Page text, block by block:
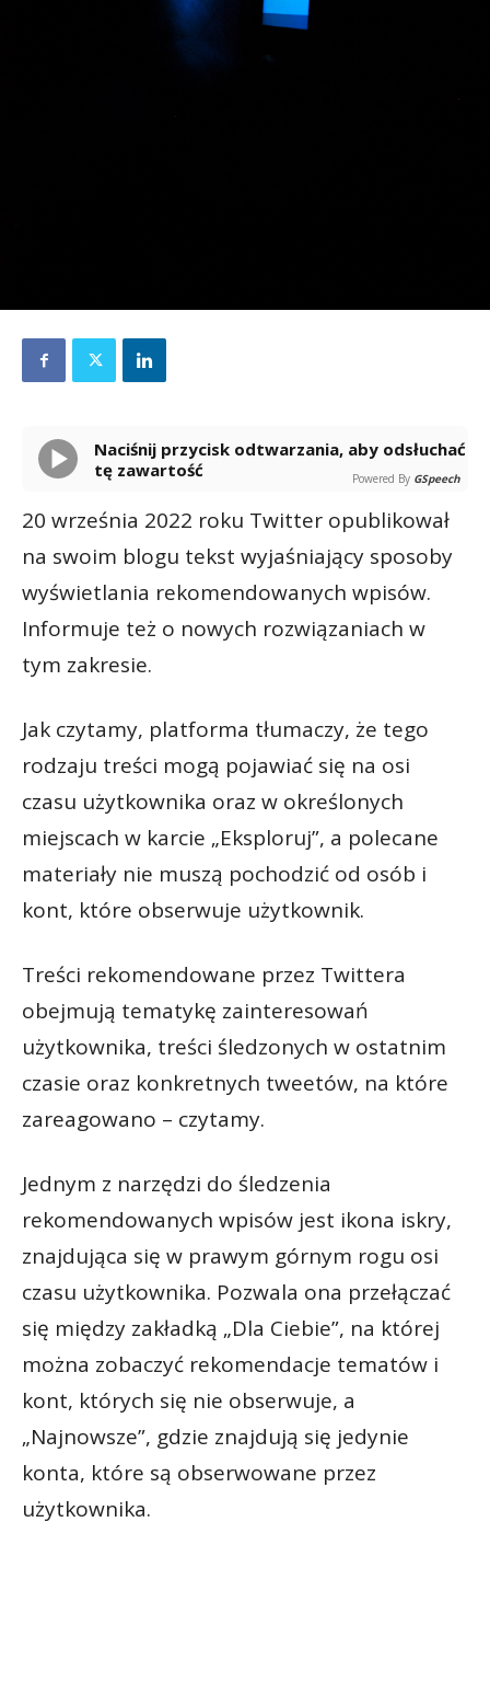
Naciśnij przycisk odtwarzania, aby odsłuchać
tę zawartość
Powered By GSpeech
20 września 2022 roku Twitter opublikował
na swoim blogu tekst wyjaśniający sposoby
wyświetlania rekomendowanych wpisów.
Informuje też o nowych rozwiązaniach w
tym zakresie.
Jak czytamy, platforma tłumaczy, że tego
rodzaju treści mogą pojawiać się na osi
czasu użytkownika oraz w określonych
miejscach w karcie „Eksploruj”, a polecane
materiały nie muszą pochodzić od osób i
kont, które obserwuje użytkownik.
Treści rekomendowane przez Twittera
obejmują tematykę zainteresowań
użytkownika, treści śledzonych w ostatnim
czasie oraz konkretnych tweetów, na które
zareagowano – czytamy.
Jednym z narzędzi do śledzenia
rekomendowanych wpisów jest ikona iskry,
znajdująca się w prawym górnym rogu osi
czasu użytkownika. Pozwala ona przełączać
się między zakładką „Dla Ciebie”, na której
można zobaczyć rekomendacje tematów i
kont, których się nie obserwuje, a
„Najnowsze”, gdzie znajdują się jedynie
konta, które są obserwowane przez
użytkownika.